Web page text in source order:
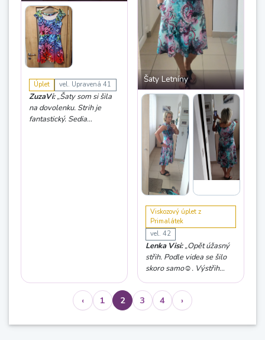
Úplet vel. Upravená 41
ZuzaVi:„Šaty som si šila
na dovolenku. Strih je
fantastický. Sedia
Šaty Letníny
Viskozový úplet z
Primalátek
vel. 42
Lenka Visi:„Opět úžasný
střih. Podle videa se šilo
skoro samo☺. Výstřih
prodloužila o 10 cm.“
‹ 1 2 3 4 ›